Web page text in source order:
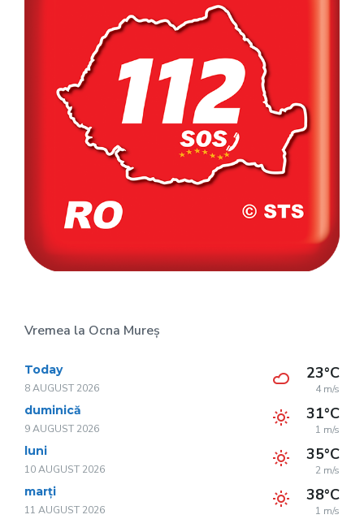
Vremea la Ocna Mureș
Today
8 AUGUST 2026
23°C
4 m/s
duminică
9 AUGUST 2026
31°C
1 m/s
luni
10 AUGUST 2026
35°C
2 m/s
marți
11 AUGUST 2026
38°C
1 m/s